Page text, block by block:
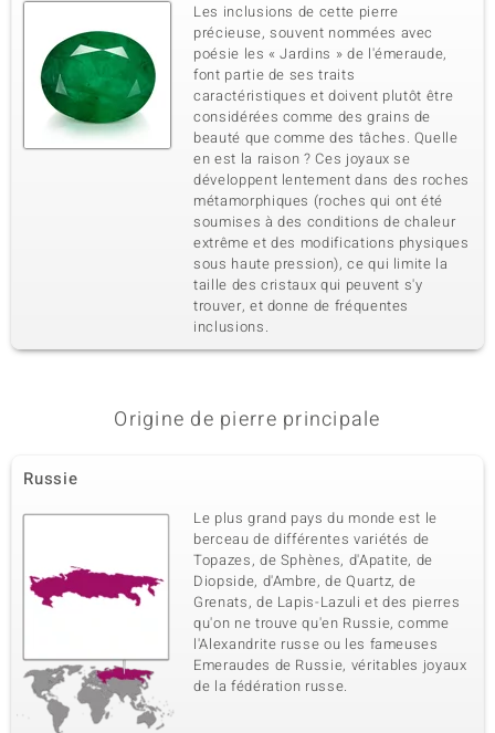
Les inclusions de cette pierre
précieuse, souvent nommées avec
poésie les « Jardins » de l'émeraude,
font partie de ses traits
caractéristiques et doivent plutôt être
considérées comme des grains de
beauté que comme des tâches. Quelle
en est la raison ? Ces joyaux se
développent lentement dans des roches
métamorphiques (roches qui ont été
soumises à des conditions de chaleur
extrême et des modifications physiques
sous haute pression), ce qui limite la
taille des cristaux qui peuvent s'y
trouver, et donne de fréquentes
inclusions.
Origine de pierre principale
Russie
Le plus grand pays du monde est le
berceau de différentes variétés de
Topazes, de Sphènes, d'Apatite, de
Diopside, d'Ambre, de Quartz, de
Grenats, de Lapis-Lazuli et des pierres
qu'on ne trouve qu'en Russie, comme
l'Alexandrite russe ou les fameuses
Emeraudes de Russie, véritables joyaux
de la fédération russe.